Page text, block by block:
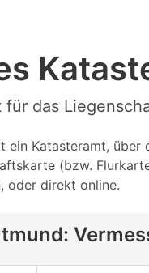
das
Katasteramt,
(bzw.
oder direkt online.